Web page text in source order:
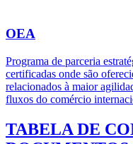
OEA
Programa de parceria
certificadas onde são
relacionados à maior
fluxos do comércio
TABELA DE